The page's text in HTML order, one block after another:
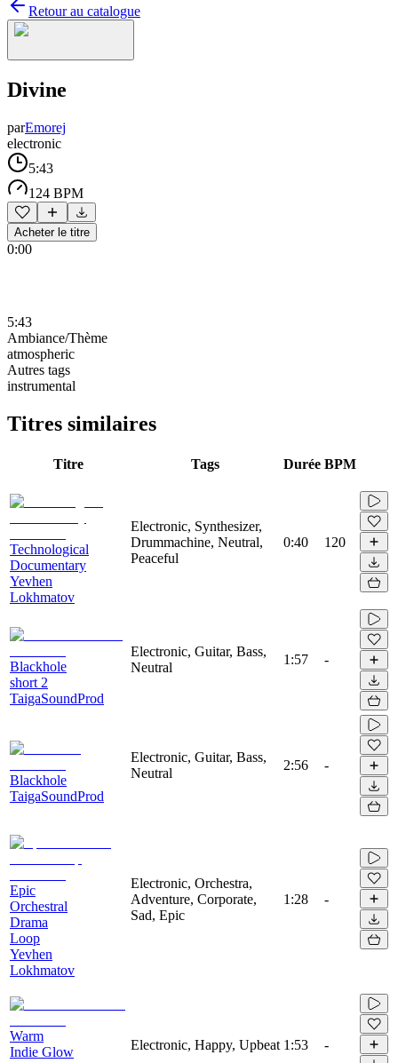
Retour au catalogue
Divine
parEmorej
electronic
5:43
124 BPM
Acheter le titre
0:00
5:43
Ambiance/Thème
atmospheric
Autres tags
instrumental
Titres similaires
Titre Tags Durée BPM
Technological
Documentary
Yevhen
Lokhmatov
Electronic, Synthesizer,
Drummachine, Neutral,
Peaceful
0:40 120
Blackhole
short 2
TaigaSoundProd
Electronic, Guitar, Bass,
Neutral
1:57 -
Blackhole
TaigaSoundProd
Electronic, Guitar, Bass,
Neutral
2:56 -
Epic
Orchestral
Drama
Loop
Yevhen
Lokhmatov
Electronic, Orchestra,
Adventure, Corporate,
Sad, Epic
1:28 -
Warm
Indie Glow
Electronic, Happy, Upbeat 1:53 -